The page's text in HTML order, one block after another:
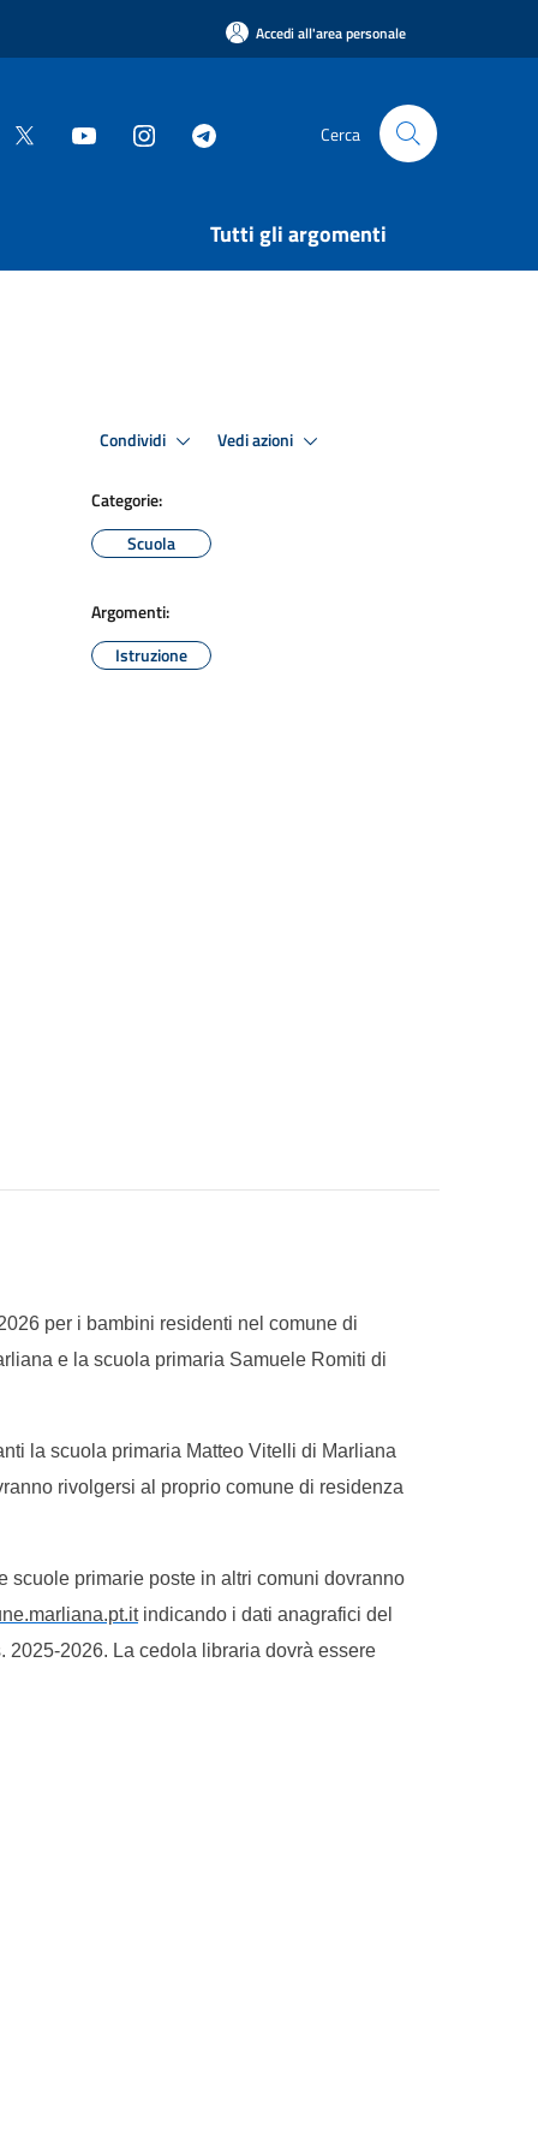
Accedi all'area personale
Cerca
Tutti gli argomenti
Condividi Vedi azioni
Categorie:
Scuola
Argomenti:
Istruzione
per i bambini residenti nel comune di
e la scuola primaria Samuele Romiti di
la scuola primaria Matteo Vitelli di Marliana
rivolgersi al proprio comune di residenza
scuole primarie poste in altri comuni dovranno
indicando i dati anagrafici del
2025-2026. La cedola libraria dovrà essere